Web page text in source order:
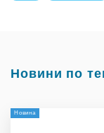
Новини по
Новина